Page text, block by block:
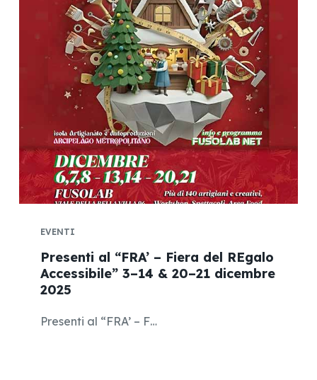
EVENTI
Presenti al “FRA’ – Fiera del REgalo
Accessibile” 3–14 & 20–21 dicembre
2025
Presenti al “FRA’ – F…